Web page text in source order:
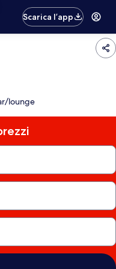
Scarica l’app
lounge